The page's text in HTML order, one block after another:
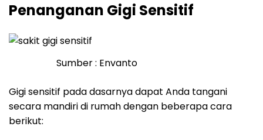
Penanganan Gigi Sensitif
Sumber : Envanto
Gigi sensitif pada dasarnya dapat Anda tangani
secara mandiri di rumah dengan beberapa cara
berikut: